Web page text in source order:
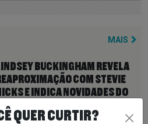
MAIS
BUCKINGHAM REVELA
COM STEVIE
E INDICA NOVIDADES DO
FLEETWOOD MAC PARA 2027
QUER CURTIR?